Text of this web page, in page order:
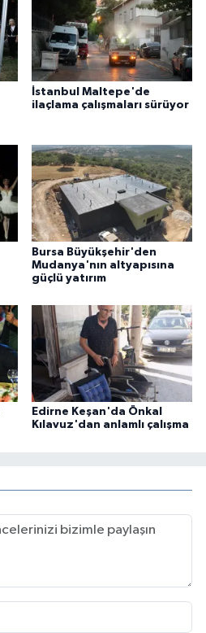
İstanbul Maltepe'de
ilaçlama çalışmaları sürüyor
Bursa Büyükşehir'den
Mudanya'nın altyapısına
güçlü yatırım
Edirne Keşan'da Önkal
Kılavuz'dan anlamlı çalışma